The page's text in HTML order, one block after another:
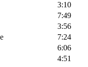
3:10
7:49
3:56
7:24
6:06
4:51